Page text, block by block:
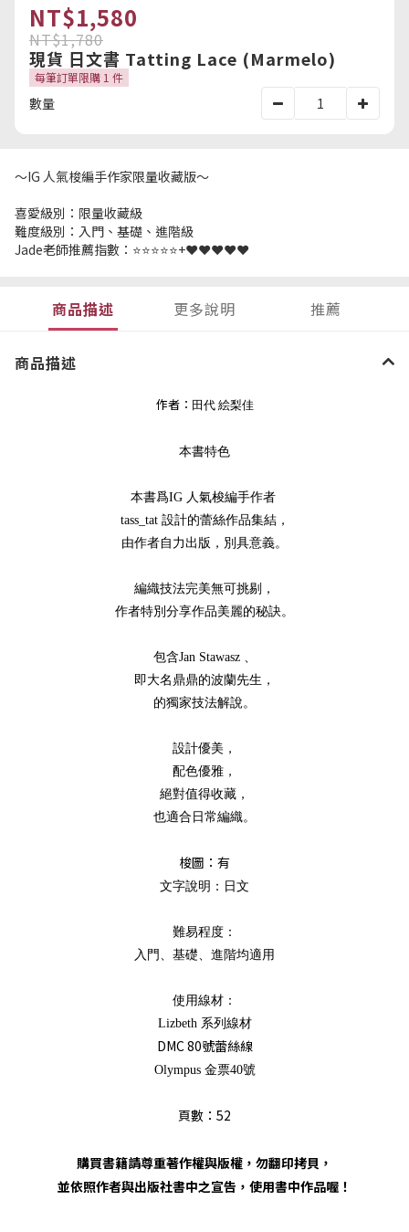
NT$1,580
NT$1,780
現貨 日文書 Tatting Lace (Marmelo)
每筆訂單限購 1 件
數量
～IG 人氣梭編手作家限量收藏版～
喜愛級別：限量收藏級
難度級別：入門、基礎、進階級
Jade老師推薦指數：⭐️⭐️⭐️⭐️⭐️+❤️❤️❤️❤️❤️
商品描述 更多說明 推薦
商品描述
作者： 田代絵梨佳
本書特色
本書爲IG 人氣梭編手作者
tass_tat 設計的蕾絲作品集結，
由作者自力出版，別具意義。
編織技法完美無可挑剔，
作者特別分享作品美麗的秘訣。
包含Jan Stawasz 、
即大名鼎鼎的波蘭先生，
的獨家技法解說。
設計優美，
配色優雅，
絕對值得收藏，
也適合日常編織。
梭圖： 有
文字說明：日文
難易程度：
入門、基礎、進階均適用
使用線材：
Lizbeth 系列線材
DMC 80號蕾絲線
Olympus 金票40號
頁數：52
購買書籍請尊重著作權與版權， 勿翻印拷貝，
並依照作者與出版社書中之宣告， 使用書中作品喔！